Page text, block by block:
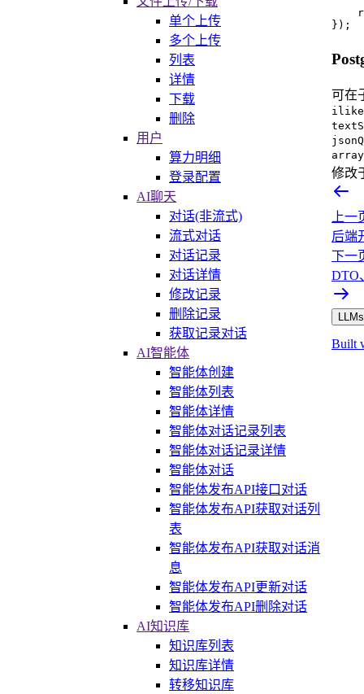
单个上传
多个上传
列表
详情
下载
删除
用户
算力明细
登录配置
AI聊天
对话(非流式)
流式对话
对话记录
对话详情
修改记录
删除记录
获取记录对话
AI智能体
智能体创建
智能体列表
智能体详情
智能体对话记录列表
智能体对话记录详情
智能体对话
智能体发布API接口对话
智能体发布API获取对话列
表
智能体发布API获取对话消
息
智能体发布API更新对话
智能体发布API删除对话
AI知识库
知识库列表
知识库详情
转移知识库
});
可在
修改
上一
后端
下一
DTO
Built